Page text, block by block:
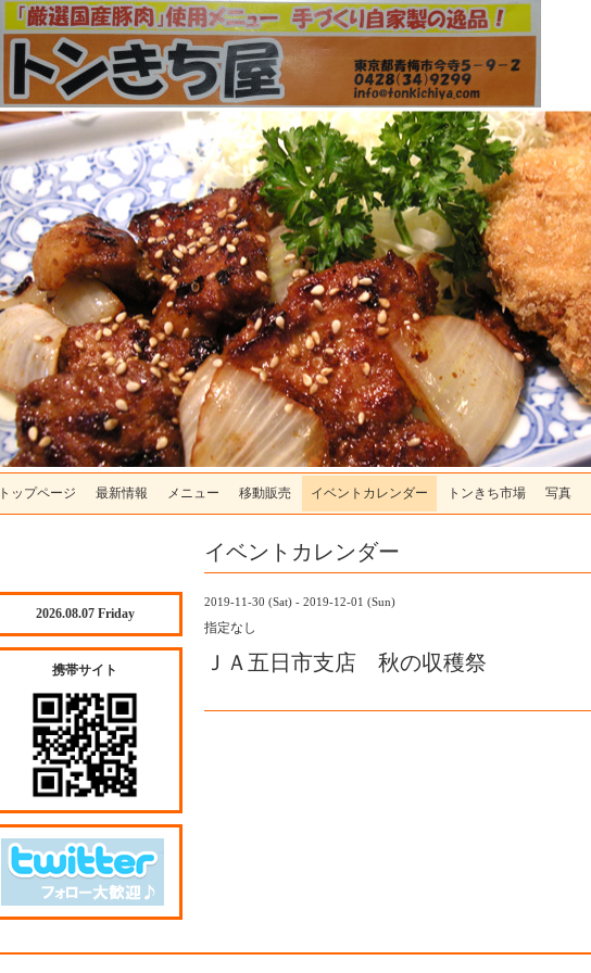
トップページ 最新情報 メニュー 移動販売 イベントカレンダー トンきち市場 写真
イベントカレンダー
2019-11-30 (Sat) - 2019-12-01 (Sun)
指定なし
ＪＡ五日市支店 秋の収穫祭
2026.08.07 Friday
携帯サイト